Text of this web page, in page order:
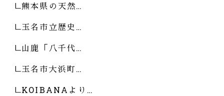
熊本県の天然…
玉名市立歴史…
山鹿「八千代…
玉名市大浜町…
KOIBANAより…